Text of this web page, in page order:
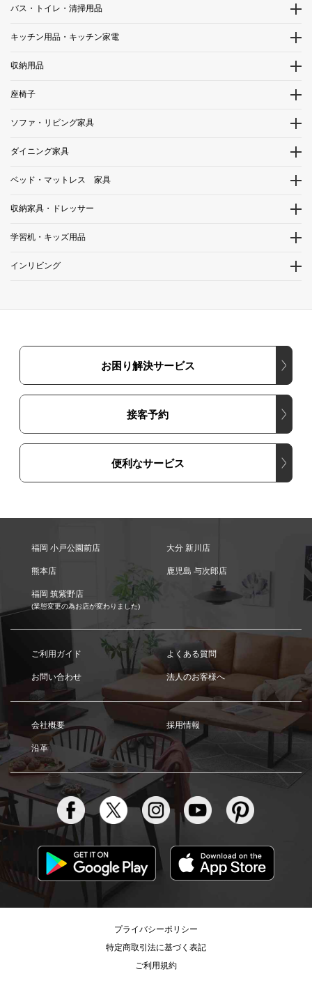
バス・トイレ・清掃用品
キッチン用品・キッチン家電
収納用品
座椅子
ソファ・リビング家具
ダイニング家具
ベッド・マットレス 家具
収納家具・ドレッサー
学習机・キッズ用品
インリビング
お困り解決サービス
接客予約
便利なサービス
福岡 小戸公園前店 大分 新川店
熊本店 鹿児島 与次郎店
福岡 筑紫野店
(業態変更の為お店が変わりました)
ご利用ガイド よくある質問
お問い合わせ 法人のお客様へ
会社概要 採用情報
沿革
プライバシーポリシー
特定商取引法に基づく表記
ご利用規約